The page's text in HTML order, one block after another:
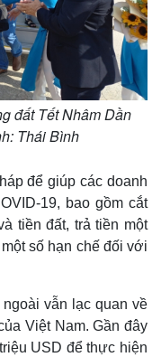
đất Tết Nhâm Dần
Thái Bình
để giúp các doanh
19, bao gồm cắt
tiền đất, trả tiền một
số hạn chế đối với
vẫn lạc quan về
Việt Nam. Gần đây
USD để thực hiện